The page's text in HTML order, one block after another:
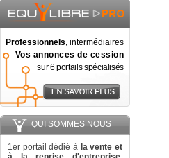
Professionnels, intermédiaires
Vos annonces de cession
sur 6 portails spécialisés
QUI SOMMES NOUS
1er portail dédié à la vente et